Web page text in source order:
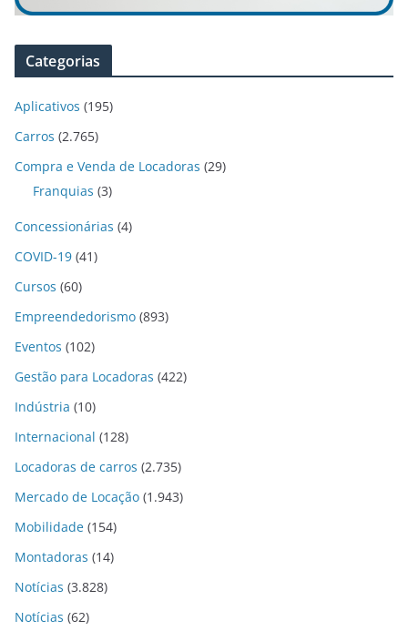
Categorias
Aplicativos (195)
Carros (2.765)
Compra e Venda de Locadoras (29)
Franquias (3)
Concessionárias (4)
COVID-19 (41)
Cursos (60)
Empreendedorismo (893)
Eventos (102)
Gestão para Locadoras (422)
Indústria (10)
Internacional (128)
Locadoras de carros (2.735)
Mercado de Locação (1.943)
Mobilidade (154)
Montadoras (14)
Notícias (3.828)
Notícias (62)